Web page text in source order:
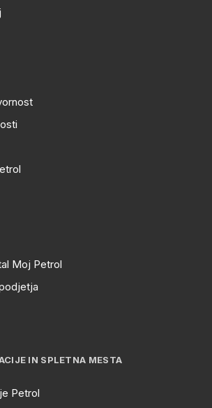
Moj Petrol
IN SPLETNA MESTA
Petrol